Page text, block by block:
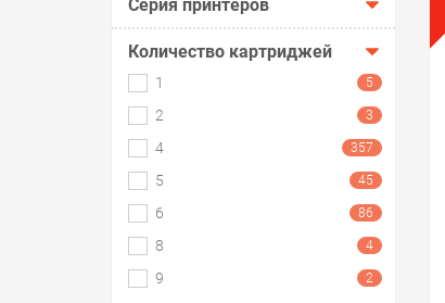
Серия принтеров
Количество картриджей
1 5
2 3
4 357
5 45
6 86
8 4
9 2